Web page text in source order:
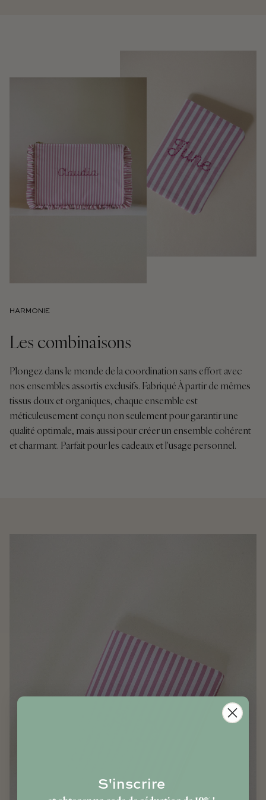
HARMONIE
Les combinaisons
Plongez dans le monde de la coordination sans effort avec
nos ensembles assortis exclusifs. Fabriqué À partir de mêmes
tissus doux et organiques, chaque ensemble est
méticuleusement conçu non seulement pour garantir une
qualité optimale, mais aussi pour créer un ensemble cohérent
et charmant. Parfait pour les cadeaux et l'usage personnel.
S'inscrire